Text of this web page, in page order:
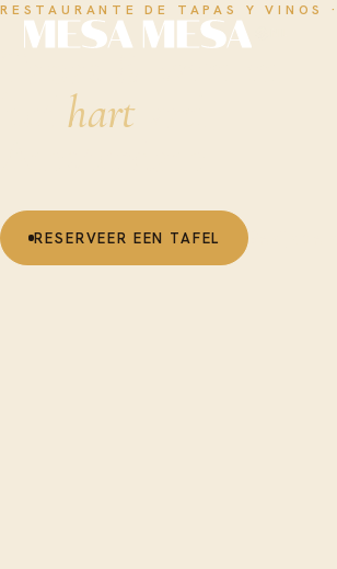
RESTAURANTE DE TAPAS Y VINOS
hartvan
RESERVEER EEN TAFEL